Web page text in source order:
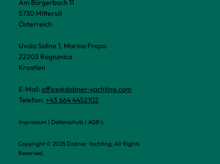
Am Bürgerbach 11
5730 Mittersill
Österreich
Uvala Soline 1, Marina Frapa
22203 Rogoznica
Kroatien
E-Mail:office@dobner-yachting.com
Telefon: +43 664 4452102
Copyright © 2025 Dobner Yachting. All Rights
Reserved.
Impressum| Datenschutz| AGB´s